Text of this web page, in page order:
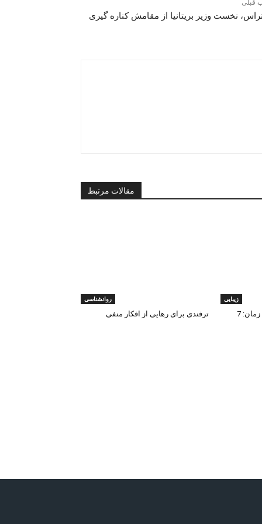
قبلی
نخست وزیر بریتانیا از مقامش کناره گیری
مقالات مرتبط
زیبایی
“ابروهای پرپشت در کمترین زمان: 7
روانشناسی
ترفندی برای رهایی از افکار منفی